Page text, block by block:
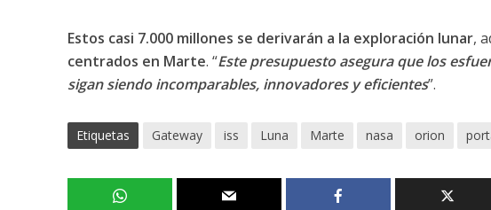
Estos casi 7.000 millones se derivarán a la exploración lunar,
centrados en Marte. “Este presupuesto asegura que los
sigan siendo incomparables, innovadores y eficientes”.
Etiquetas Gateway iss Luna Marte nasa orion